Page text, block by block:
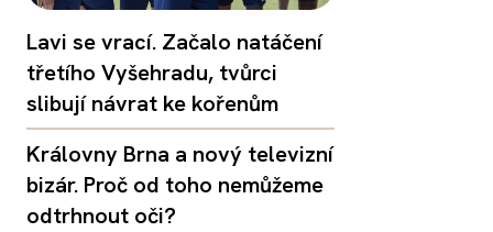
Lavi se vrací. Začalo natáčení
třetího Vyšehradu, tvůrci
slibují návrat ke kořenům
Královny Brna a nový televizní
bizár. Proč od toho nemůžeme
odtrhnout oči?